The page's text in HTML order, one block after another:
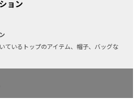
ョン
ているトップのアイテム、帽子、バッグな